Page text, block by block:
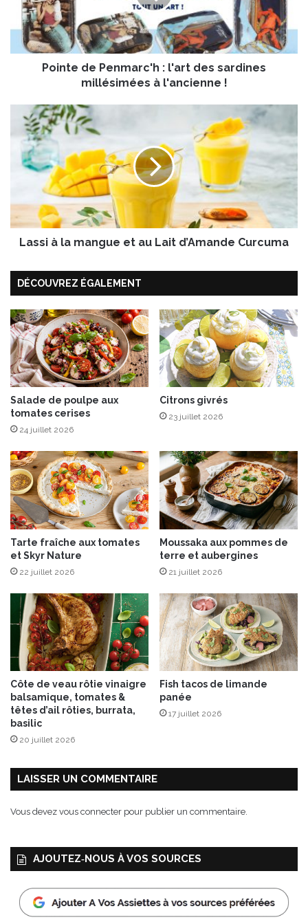
P
c
a
d
s
s
a
r
d
i
n
e
s
m
l
l
é
s
i
m
e
s
c
i
e
n
n
!
Pointe de Penmarc'h : l'art des sardines
millésimées à l'ancienne !
m
g
e
t
a
u
L
a
i
t
d
A
m
a
n
d
e
C
u
r
Lassi à la mangue et au Lait d’Amande Curcuma
DÉCOUVREZ ÉGALEMENT
Salade de poulpe aux
tomates cerises
24 juillet 2026
Citrons givrés
23 juillet 2026
Tarte fraîche aux tomates
et Skyr Nature
22 juillet 2026
Moussaka aux pommes de
terre et aubergines
21 juillet 2026
Côte de veau rôtie vinaigre
balsamique, tomates &
têtes d’ail rôties, burrata,
basilic
20 juillet 2026
Fish tacos de limande
panée
17 juillet 2026
LAISSER UN COMMENTAIRE
Vous devez vous connecter pour publier un commentaire.
AJOUTEZ‑NOUS À VOS SOURCES